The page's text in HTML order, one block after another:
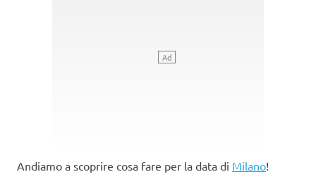
Andiamo a scoprire cosa fare per la data di Milano!